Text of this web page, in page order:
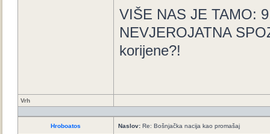
VIŠE NAS JE TAMO:
NEVJEROJATNA
korijene?!
Vrh
Hroboatos Naslov: Re: Bošnjačka nacija kao promašaj